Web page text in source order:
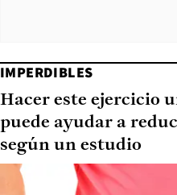
IMPERDIBLES
Hacer este ejercicio
puede ayudar a
según un estudio